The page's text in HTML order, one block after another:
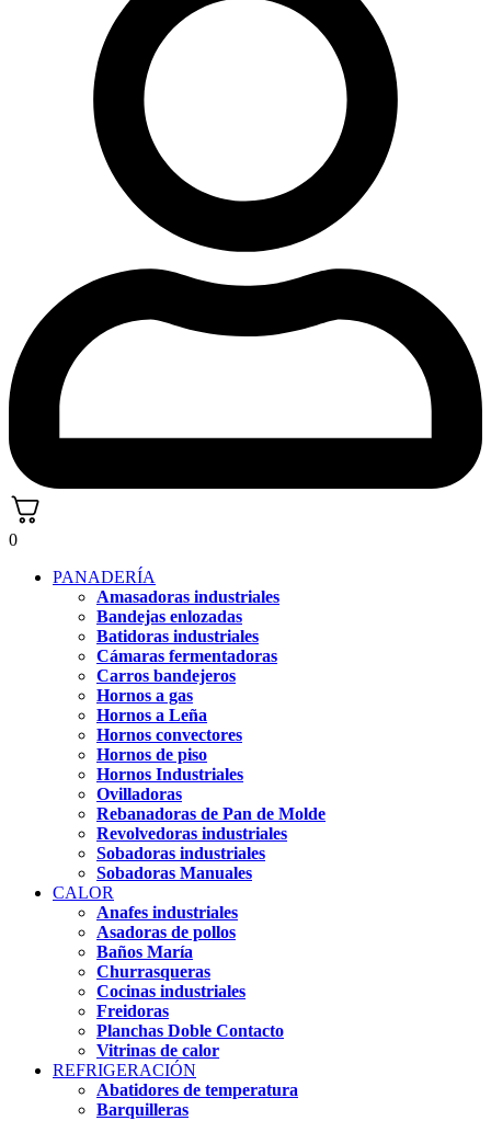
0
PANADERÍA
Amasadoras industriales
Bandejas enlozadas
Batidoras industriales
Cámaras fermentadoras
Carros bandejeros
Hornos a gas
Hornos a Leña
Hornos convectores
Hornos de piso
Hornos Industriales
Ovilladoras
Rebanadoras de Pan de Molde
Revolvedoras industriales
Sobadoras industriales
Sobadoras Manuales
CALOR
Anafes industriales
Asadoras de pollos
Baños María
Churrasqueras
Cocinas industriales
Freidoras
Planchas Doble Contacto
Vitrinas de calor
REFRIGERACIÓN
Abatidores de temperatura
Barquilleras